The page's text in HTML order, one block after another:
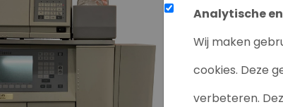
Analytische
Wij maken
cookies. Deze
verbeteren.